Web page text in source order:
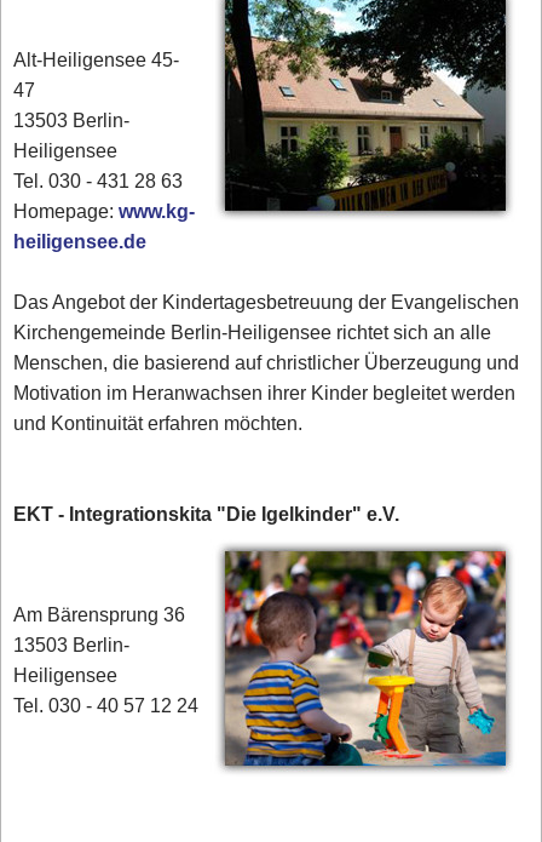
Alt-Heiligensee 45-
47
13503 Berlin-
Heiligensee
Tel. 030 - 431 28 63
Homepage:www.kg-
heiligensee.de
Das Angebot der Kindertagesbetreuung der Evangelischen
Kirchengemeinde Berlin-Heiligensee richtet sich an alle
Menschen, die basierend auf christlicher Überzeugung und
Motivation im Heranwachsen ihrer Kinder begleitet werden
und Kontinuität erfahren möchten.
EKT - Integrationskita "Die Igelkinder" e.V.
Am Bärensprung 36
13503 Berlin-
Heiligensee
Tel. 030 - 40 57 12 24